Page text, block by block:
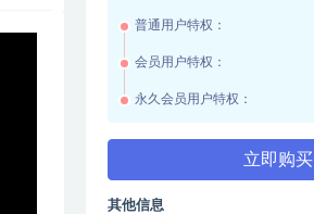
普通用户特权：
会员用户特权：
永久会员用户特权：
立即购买
其他信息